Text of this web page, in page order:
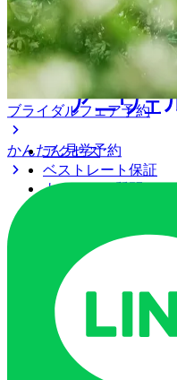
アクセス
ベストレート保証
よくあるご質問
ご予約・お問い合わせ
ブライダルフェア
ブライダルフ
ブライダルフ
ブライダルフェア予約
かんたん見学予約